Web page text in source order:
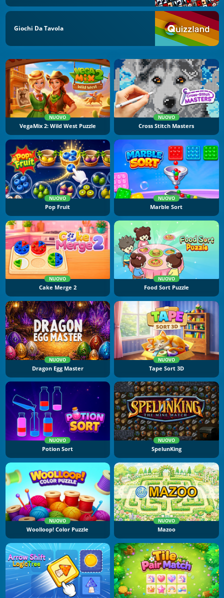
Giochi Da Tavola
NUOVO
VegaMix 2: Wild West Puzzle
NUOVO
Cross Stitch Masters
NUOVO
Pop Fruit
NUOVO
Marble Sort
NUOVO
Cake Merge 2
NUOVO
Food Sort Puzzle
NUOVO
Dragon Egg Master
NUOVO
Tape Sort 3D
NUOVO
Potion Sort
NUOVO
SpelunKing
NUOVO
Woolloop! Color Puzzle
NUOVO
Mazoo